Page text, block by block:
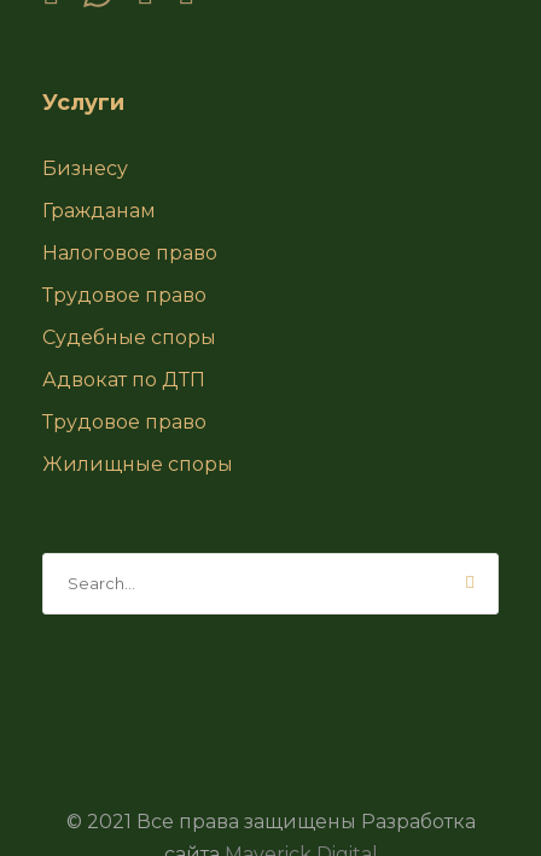
Услуги
Бизнесу
Гражданам
Налоговое право
Трудовое право
Судебные споры
Адвокат по ДТП
Трудовое право
Жилищные споры
© 2021 Все права защищены Разработка